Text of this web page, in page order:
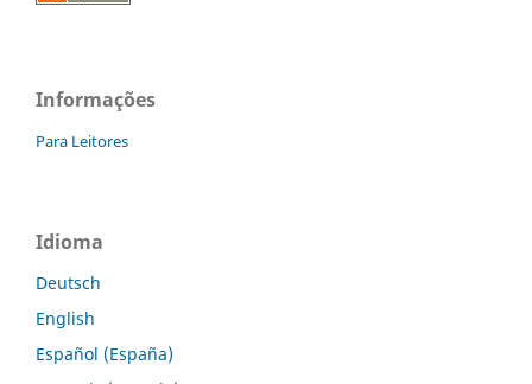
Informações
Para Leitores
Idioma
Deutsch
English
Español (España)